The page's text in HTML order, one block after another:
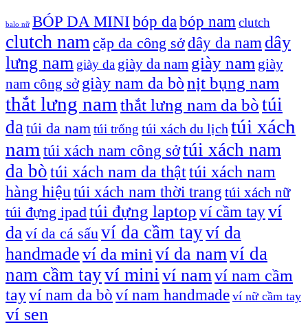
balo nữ BÓP DA MINI bóp da bóp nam clutch
clutch nam cặp da công sởdây da nam dây
lưng nam giày da giày da nam giày nam giày
nam công sở giày nam da bònịt bụng nam
thắt lưng nam thắt lưng nam da bòtúi
da túi da namtúi trống túi xách du lịch túi xách
nam túi xách nam công sởtúi xách nam
da bòtúi xách nam da thậttúi xách nam
hàng hiệu túi xách nam thời trang túi xách nữ
túi đựng ipadtúi đựng laptop ví cầm tayví
daví da cá sấu ví da cầm tayví da
handmadeví da mini ví da namví da
nam cầm tayví mini ví namví nam cầm
tayví nam da bò ví nam handmade ví nữ cầm tay
ví sen